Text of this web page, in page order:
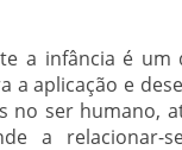
a infância é um
a aplicação e
no ser humano,
a relacionar-